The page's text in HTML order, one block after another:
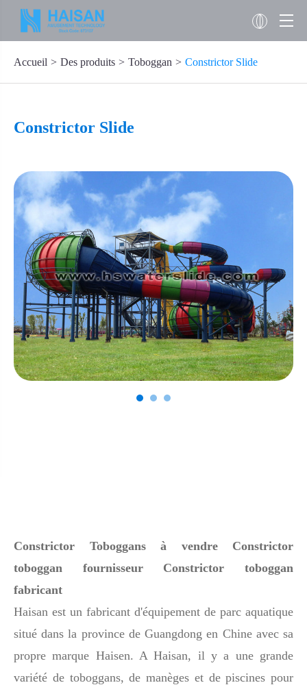
Accueil Des produits Toboggan Constrictor Slide
Constrictor Slide
Constrictor Toboggans à vendre Constrictor
toboggan fournisseur Constrictor toboggan
fabricant
Haisan est un fabricant d'équipement de parc aquatique
situé dans la province de Guangdong en Chine avec sa
propre marque Haisen. A Haisan, il y a une grande
variété de toboggans, de manèges et de piscines pour